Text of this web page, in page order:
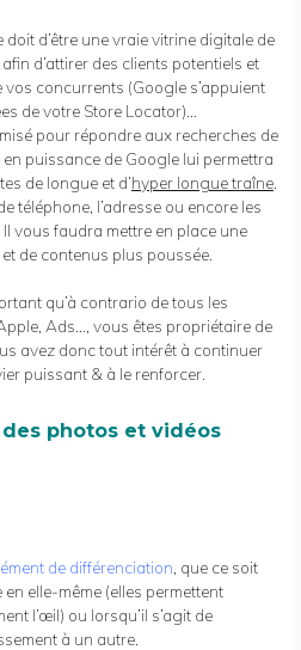
doit d’être une vraie vitrine digitale de
d’attirer des clients potentiels et
concurrents (Google s’appuient
de votre Store Locator)…
pour répondre aux recherches de
en puissance de Google lui permettra
de longue et d’hyper longue traîne.
téléphone, l’adresse ou encore les
vous faudra mettre en place une
de contenus plus poussée.
qu’à contrario de tous les
Apple, Ads…, vous êtes propriétaire de
avez donc tout intérêt à continuer
puissant & à le renforcer.
photos et vidéos
de différenciation , que ce soit
elle-même (elles permettent
l’œil) ou lorsqu’il s’agit de
à un autre.